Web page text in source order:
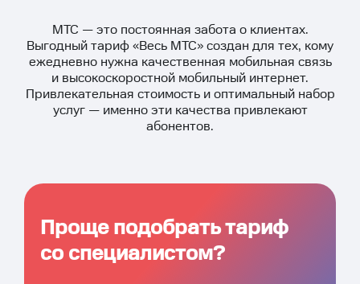
МТС — это постоянная забота о клиентах.
Выгодный тариф «Весь МТС» создан для тех, кому
ежедневно нужна качественная мобильная связь
и высокоскоростной мобильный интернет.
Привлекательная стоимость и оптимальный набор
услуг — именно эти качества привлекают
абонентов.
Проще подобрать тариф
со специалистом?